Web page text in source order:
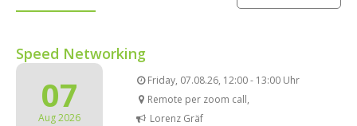
Speed Networking
07
Aug 2026
Friday, 07.08.26, 12:00 - 13:00 Uhr
Remote per zoom call,
Lorenz Gräf